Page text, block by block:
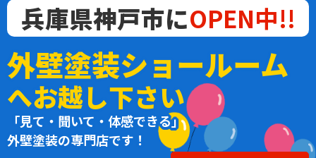
兵庫県神戸市にOPEN中!!
外壁塗装ショールーム
へお越し下さい
「見て・聞いて・体感できる」
外壁塗装の専門店です！